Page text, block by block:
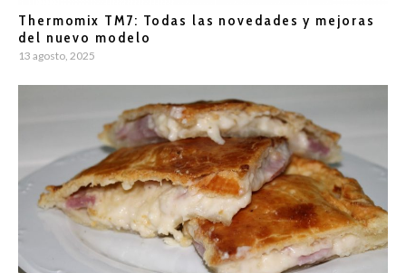
Thermomix TM7: Todas las novedades y mejoras
del nuevo modelo
13 agosto, 2025